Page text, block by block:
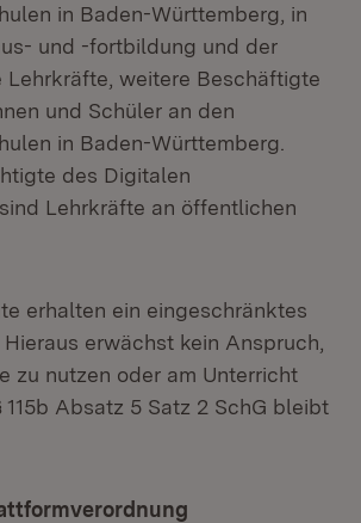
in Baden-Württemberg, in
und -fortbildung und der
Lehrkräfte, weitere Beschäftigte
und Schüler an den
in Baden-Württemberg.
des Digitalen
Lehrkräfte an öffentlichen
erhalten ein eingeschränktes
erwächst kein Anspruch,
zu nutzen oder am Unterricht
115b Absatz 5 Satz 2 SchG bleibt